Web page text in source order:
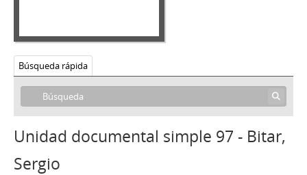
Búsqueda rápida
Unidad documental simple 97 - Bitar,
Sergio
88 - Silva Solar, Julio
89 - Thayer, William
90 - Martínez Busch, Jorge
91 - Krauss, Enrique
93 - Viera Gallo, José Antonio
94 - Boeninger, Edgardo